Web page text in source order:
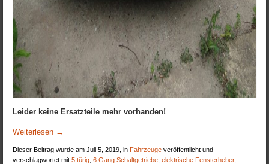
Leider keine Ersatzteile mehr vorhanden!
Weiterlesen →
Dieser Beitrag wurde am Juli 5, 2019, in Fahrzeuge veröffentlicht und
verschlagwortet mit5 türig ,6 Gang Schaltgetriebe ,elektrische Fensterheber,